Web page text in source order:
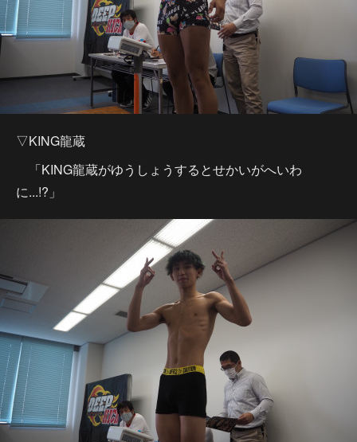
▽KING龍蔵
「KING龍蔵がゆうしょうするとせかいがへいわ
に...!?」